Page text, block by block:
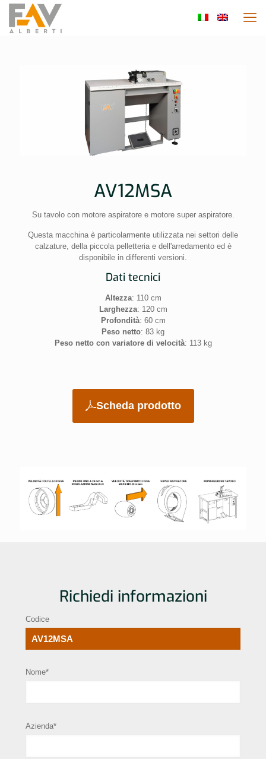
AV12MSA
Su tavolo con motore aspiratore e motore super aspiratore.
Questa macchina è particolarmente utilizzata nei settori delle
calzature, della piccola pelletteria e dell'arredamento ed è
disponibile in differenti versioni.
Dati tecnici
Altezza: 110 cm
Larghezza: 120 cm
Profondità: 60 cm
Peso netto: 83 kg
Peso netto con variatore di velocità: 113 kg
Scheda prodotto
Richiedi informazioni
Codice
Nome*
Azienda*